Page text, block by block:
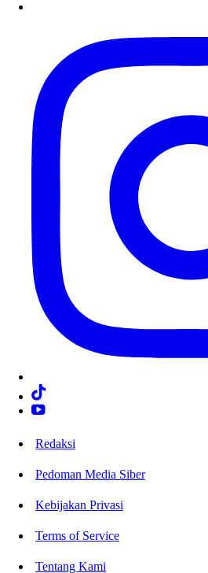
Redaksi
Pedoman Media Siber
Kebijakan Privasi
Terms of Service
Tentang Kami